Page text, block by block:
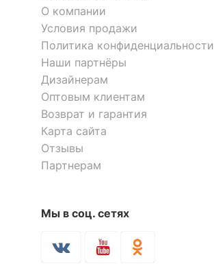
О компании
Условия продажи
Политика конфиденциальности
Наши партнёры
Дизайнерам
Оптовым клиентам
Возврат и гарантия
Карта сайта
Отзывы
Партнерам
Мы в соц. сетях